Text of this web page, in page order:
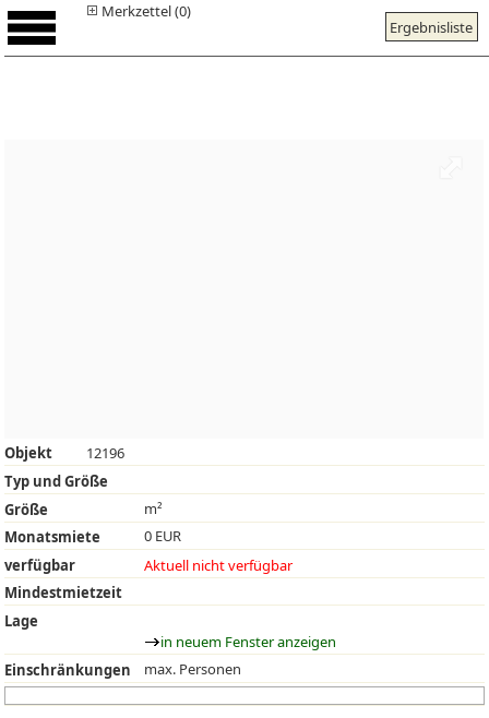
Ergebnisliste
Merkzettel (0)
Objekt
12196
Typ und Größe
Größe
m²
Monatsmiete
0 EUR
verfügbar
Aktuell nicht verfügbar
Mindestmietzeit
Lage
in neuem Fenster anzeigen
Einschränkungen
max. Personen